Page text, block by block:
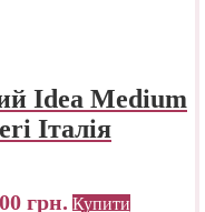
Idea Medium
Італія
грн. Купити